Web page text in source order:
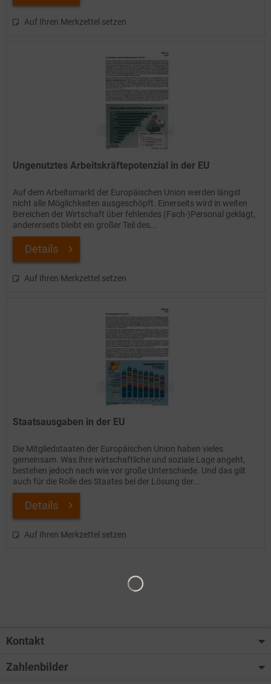
Auf Ihren Merkzettel setzen
Ungenutztes Arbeitskräftepotenzial in der EU
Auf dem Arbeitsmarkt der Europäischen Union werden längst
nicht alle Möglichkeiten ausgeschöpft. Einerseits wird in weiten
Bereichen der Wirtschaft über fehlendes (Fach-)Personal geklagt,
andererseits bleibt ein großer Teil des...
Details
Auf Ihren Merkzettel setzen
Staatsausgaben in der EU
Die Mitgliedstaaten der Europäischen Union haben vieles
gemeinsam. Was ihre wirtschaftliche und soziale Lage angeht,
bestehen jedoch nach wie vor große Unterschiede. Und das gilt
auch für die Rolle des Staates bei der Lösung der...
Details
Auf Ihren Merkzettel setzen
Kontakt
Zahlenbilder